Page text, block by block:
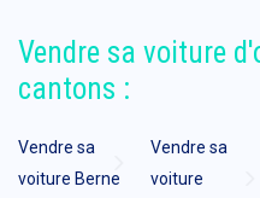
Vendre sa voiture
cantons :
Vendre sa
voiture Berne
Vendre sa
voiture